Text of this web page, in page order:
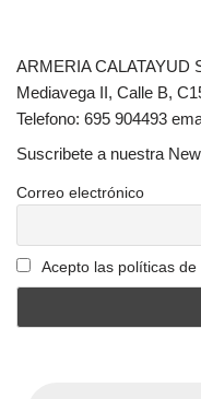
ARMERIA CALATAYUD
Mediavega II, Calle B,
Telefono: 695 904493
Suscribete a nuestra
Correo electrónico
Acepto las políticas de